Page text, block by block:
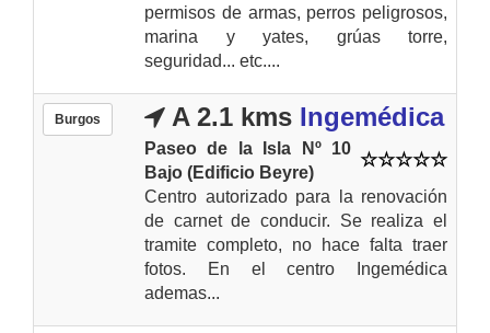
permisos de armas, perros peligrosos,
marina y yates, grúas torre,
seguridad... etc....
Burgos A 2.1 kms Ingemédica
Paseo de la Isla Nº 10
Bajo (Edificio Beyre)
Centro autorizado para la renovación
de carnet de conducir. Se realiza el
tramite completo, no hace falta traer
fotos. En el centro Ingemédica
ademas...